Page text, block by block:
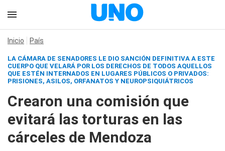
Inicio País
LA CÁMARA DE SENADORES LE DIO SANCIÓN DEFINITIVA A ESTE
CUERPO QUE VELARÁ POR LOS DERECHOS DE TODOS AQUELLOS
QUE ESTÉN INTERNADOS EN LUGARES PÚBLICOS O PRIVADOS:
PRISIONES, ASILOS, ORFANATOS Y NEUROPSIQUIÁTRICOS
Crearon una comisión que
evitará las torturas en las
cárceles de Mendoza